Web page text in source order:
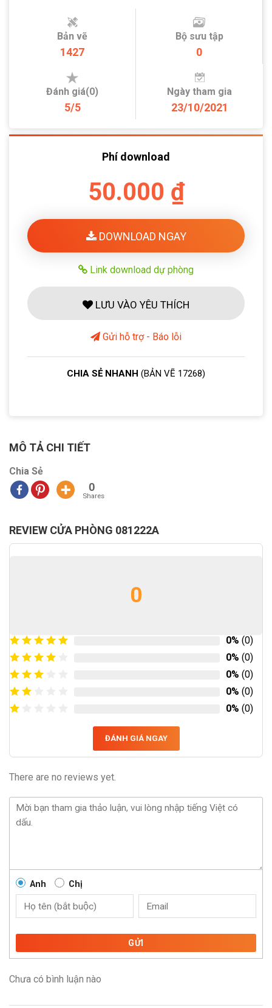
Bản vẽ
1427
Bộ sưu tập
0
Đánh giá(0)
5/5
Ngày tham gia
23/10/2021
Phí download
50.000 ₫
DOWNLOAD NGAY
Link download dự phòng
LƯU VÀO YÊU THÍCH
Gửi hỗ trợ - Báo lỗi
CHIA SẺ NHANH (BẢN VẼ 17268)
MÔ TẢ CHI TIẾT
Chia Sẻ
0
Shares
REVIEW CỬA PHÒNG 081222A
0
0% (0)
0% (0)
0% (0)
0% (0)
0% (0)
ĐÁNH GIÁ NGAY
There are no reviews yet.
Anh Chị
GỬI
Chưa có bình luận nào